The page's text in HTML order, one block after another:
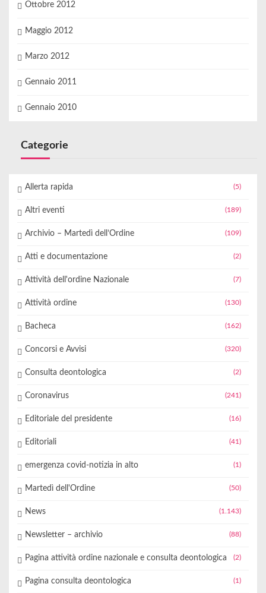
Ottobre 2012
Maggio 2012
Marzo 2012
Gennaio 2011
Gennaio 2010
Categorie
Allerta rapida (5)
Altri eventi (189)
Archivio – Martedì dell’Ordine (109)
Atti e documentazione (2)
Attività dell'ordine Nazionale (7)
Attività ordine (130)
Bacheca (162)
Concorsi e Avvisi (320)
Consulta deontologica (2)
Coronavirus (241)
Editoriale del presidente (16)
Editoriali (41)
emergenza covid-notizia in alto (1)
Martedì dell'Ordine (50)
News (1.143)
Newsletter – archivio (88)
Pagina attività ordine nazionale e consulta deontologica (2)
Pagina consulta deontologica (1)